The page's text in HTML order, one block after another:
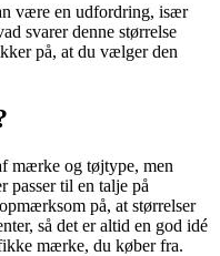
være en udfordring, især
svarer denne størrelse
på, at du vælger den
mærke og tøjtype, men
passer til en talje på
på, at størrelser
så det er altid en god idé
mærke, du køber fra.